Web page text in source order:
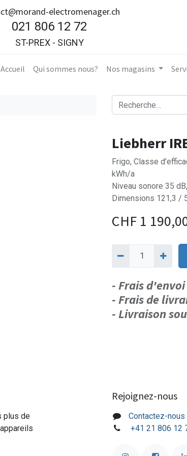
electromenager.ch
021 806 12 72
ST-PREX - SIGNY
Accueil​ Qui sommes nous? Nos magasins
Liebherr
Frigo, Classe
kWh/a
Niveau sonore 35
Dimensions 121,3 /
CHF 1
- Frais d'envoi
- Frais de
- Livraison
plus de
Rejoignez-nous
Contactez-nous
+41 21 806 12